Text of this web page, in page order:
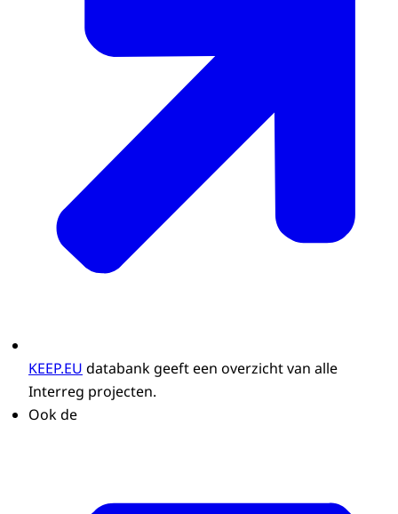
KEEP.EU databank geeft een overzicht van alle
Interreg projecten.
Ook de